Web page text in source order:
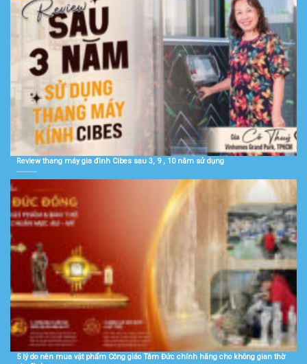
Review thang máy gia đình Cibes sau 3, 9 , 10 năm sử dụng
5 lý do nên mua vật phẩm Công giáo Tâm Đức chính hãng cho không gian thờ